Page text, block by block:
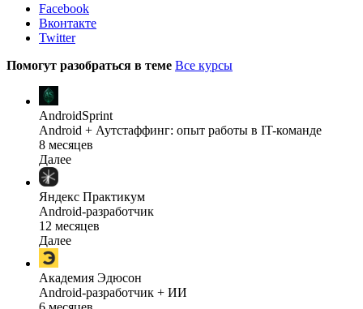
Facebook
Вконтакте
Twitter
Помогут разобраться в теме Все курсы
AndroidSprint
Android + Аутстаффинг: опыт работы в IT-команде
8 месяцев
Далее
Яндекс Практикум
Android-разработчик
12 месяцев
Далее
Академия Эдюсон
Android-разработчик + ИИ